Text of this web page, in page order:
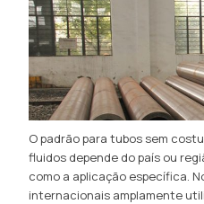
O padrão para tubos sem
fluidos depende do país ou
como a aplicação específica.
internacionais amplamente